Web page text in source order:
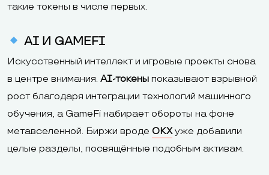
такие токены в числе первых.
AI И GAMEFI
Искусственный интеллект и игровые проекты снова
в центре внимания. AI-токены показывают взрывной
рост благодаря интеграции технологий машинного
обучения, а GameFi набирает обороты на фоне
метавселенной. Биржи вроде OKXуже добавили
целые разделы, посвящённые подобным активам.